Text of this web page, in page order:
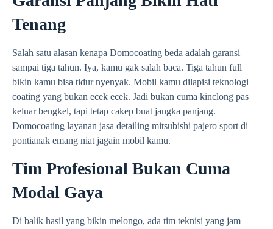
Tenang
Salah satu alasan kenapa Domocoating beda adalah garansi
sampai tiga tahun. Iya, kamu gak salah baca. Tiga tahun full
bikin kamu bisa tidur nyenyak. Mobil kamu dilapisi teknologi
coating yang bukan ecek ecek. Jadi bukan cuma kinclong pas
keluar bengkel, tapi tetap cakep buat jangka panjang.
Domocoating layanan jasa detailing mitsubishi pajero sport di
pontianak emang niat jagain mobil kamu.
Tim Profesional Bukan Cuma
Modal Gaya
Di balik hasil yang bikin melongo, ada tim teknisi yang jam